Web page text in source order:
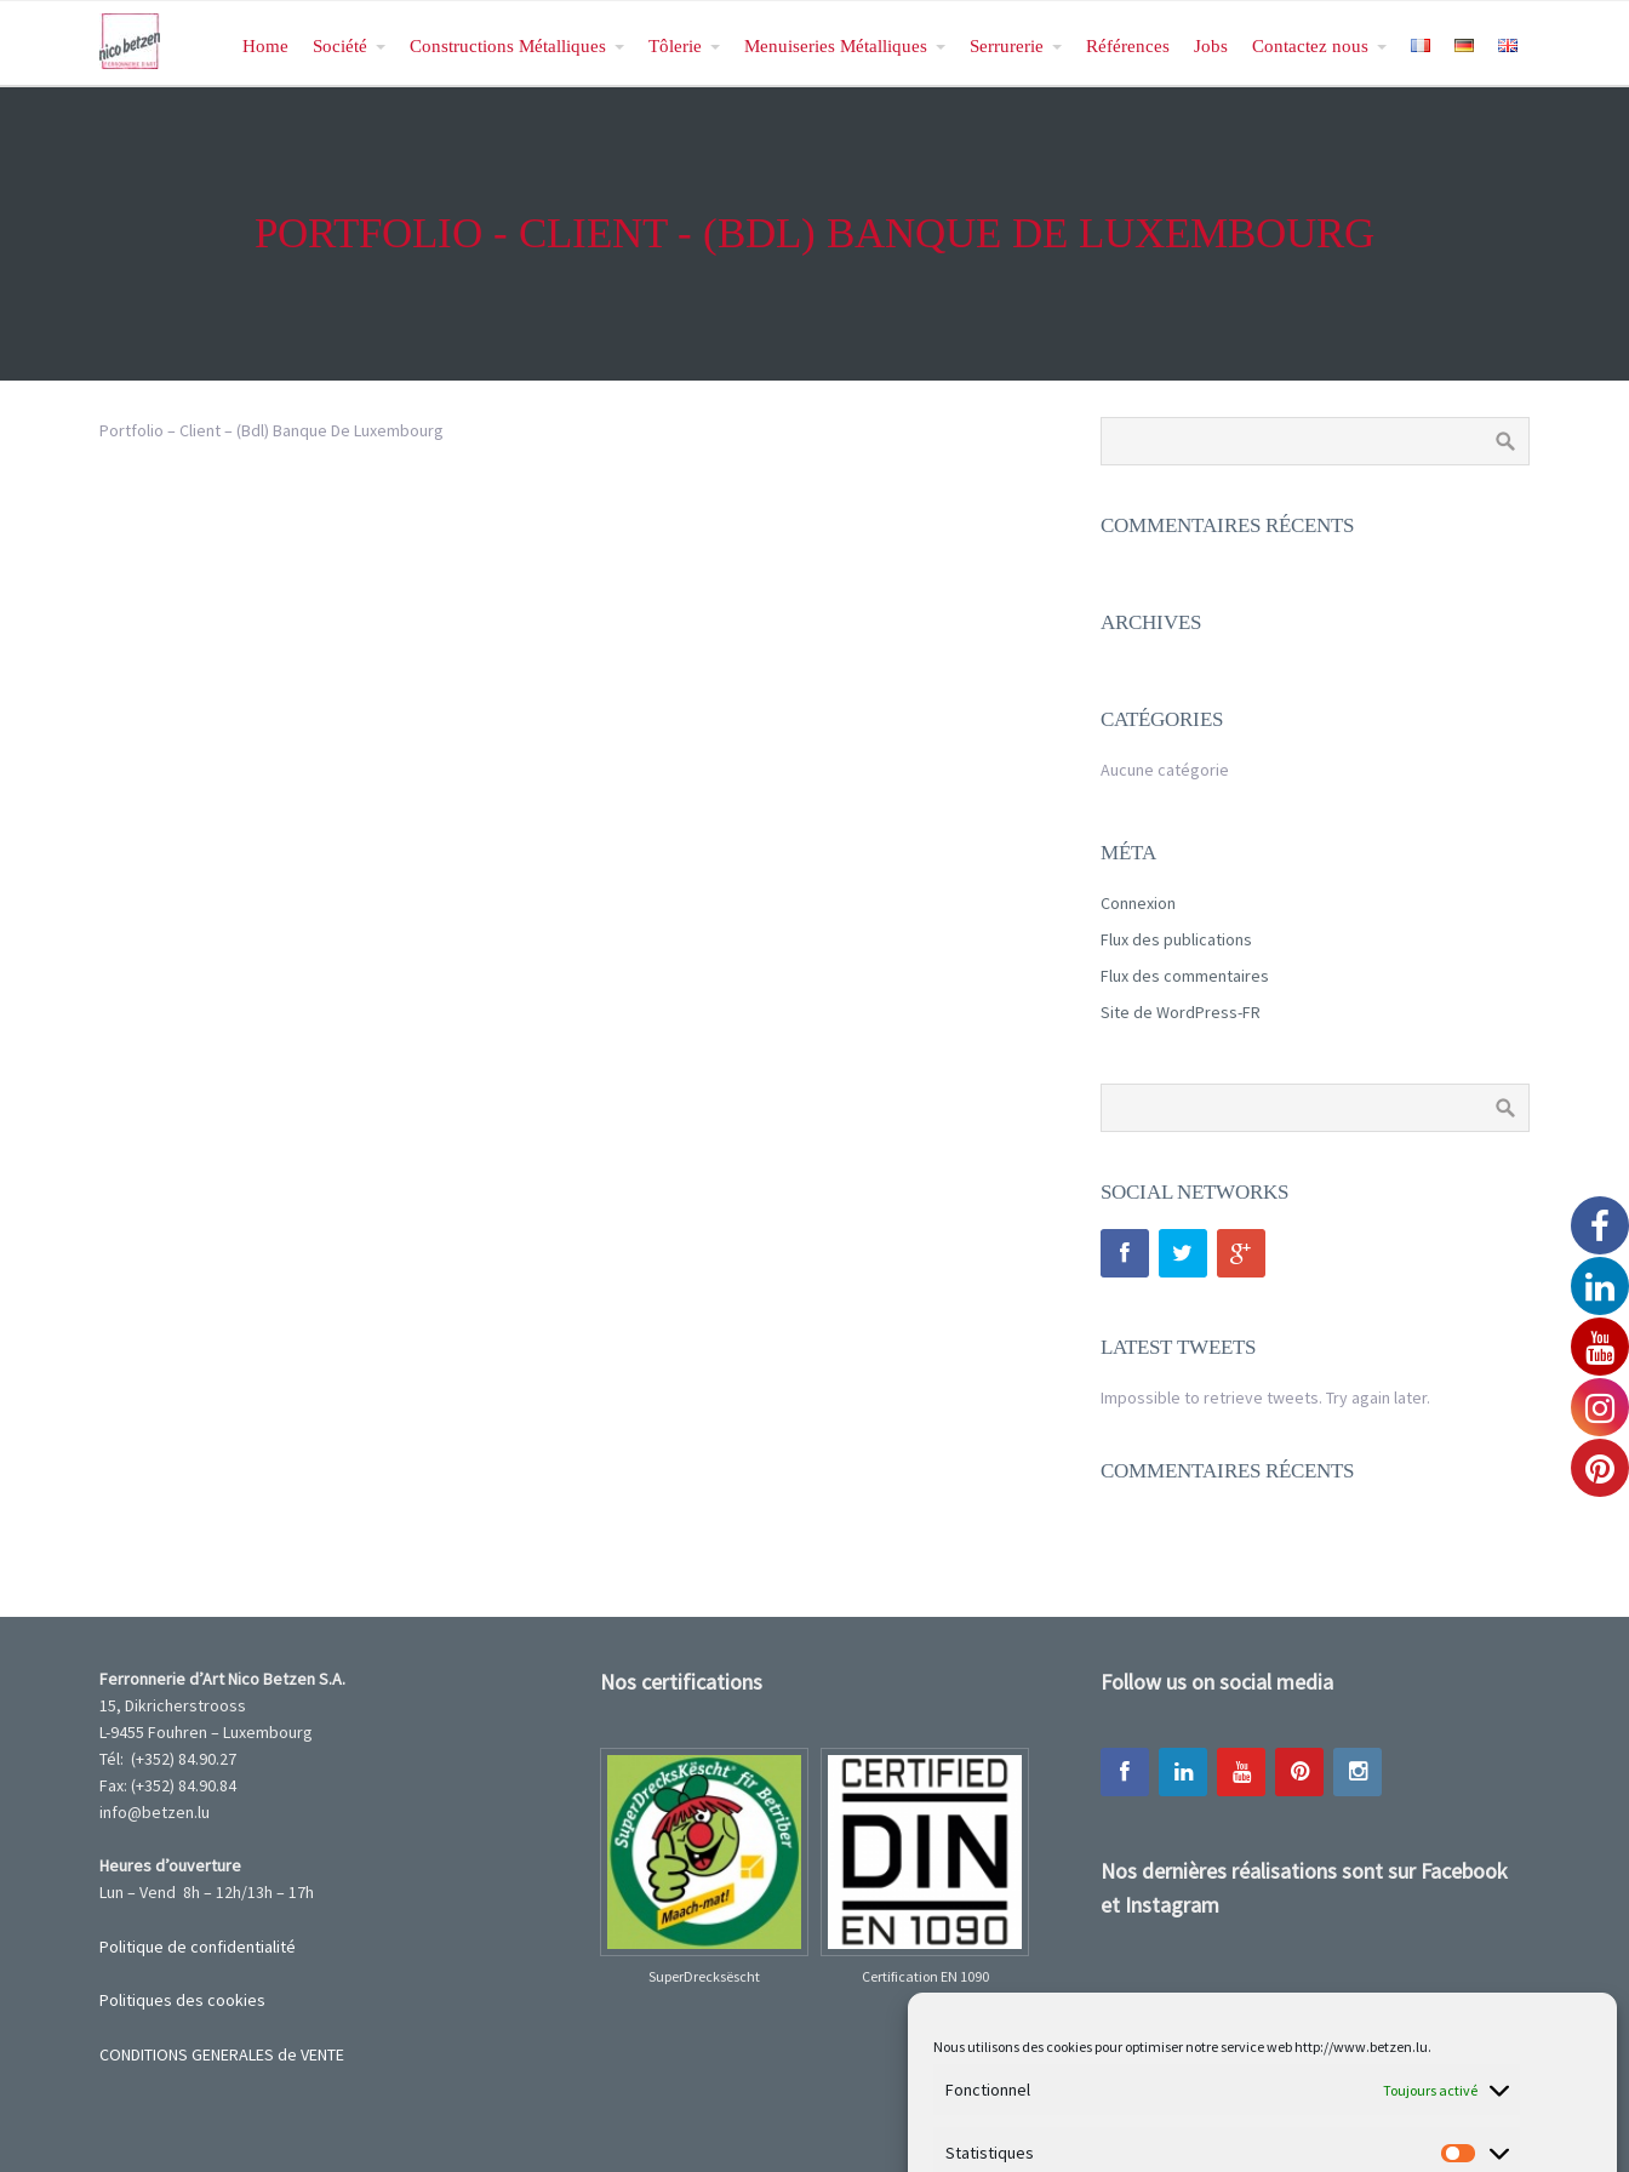
Nous utilisons des cookies pour optimiser notre service web http://www.betzen.lu.
Fonctionnel Toujours activé
Statistiques
Home Société Constructions Métalliques Tôlerie Menuiseries Métalliques Serrurerie Références Jobs Contactez nous
PORTFOLIO - CLIENT - (BDL) BANQUE DE LUXEMBOURG
Portfolio – Client – (Bdl) Banque De Luxembourg
COMMENTAIRES RÉCENTS
ARCHIVES
CATÉGORIES
Aucune catégorie
MÉTA
Connexion
Flux des publications
Flux des commentaires
Site de WordPress-FR
SOCIAL NETWORKS
LATEST TWEETS
Impossible to retrieve tweets. Try again later.
COMMENTAIRES RÉCENTS
Ferronnerie d’Art Nico Betzen S.A.
15, Dikricherstrooss
L-9455 Fouhren – Luxembourg
Tél: (+352) 84.90.27
Fax: (+352) 84.90.84
info@betzen.lu
Heures d’ouverture
Lun – Vend 8h – 12h/13h – 17h
Politique de confidentialité
Politiques des cookies
CONDITIONS GENERALES de VENTE
Nos certifications
SuperDrecksëscht Certification EN 1090
Follow us on social media
Nos dernières réalisations sont sur Facebook
et Instagram